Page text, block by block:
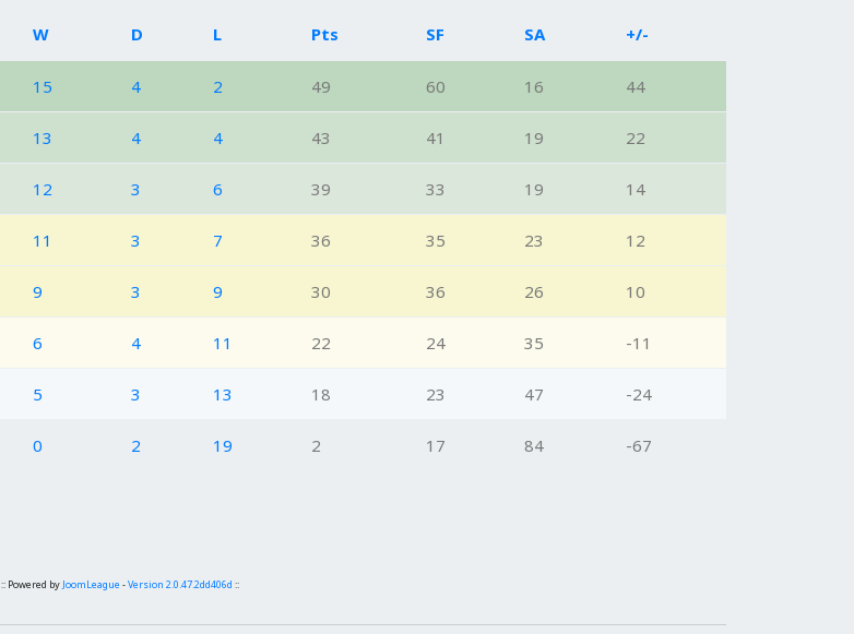
W D L Pts SF SA +/-
15 4 2 49 60 16 44
13 4 4 43 41 19 22
12 3 6 39 33 19 14
11 3 7 36 35 23 12
9 3 9 30 36 26 10
6 4 11 22 24 35 -11
5 3 13 18 23 47 -24
0 2 19 2 17 84 -67
:: Powered by JoomLeague -Version 2.0.47.2dd406d ::